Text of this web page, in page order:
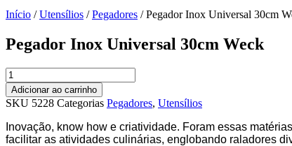
Início /Utensílios /Pegadores / Pegador Inox Universal 30cm
Pegador Inox Universal 30cm Weck
Pegador
Inox
Universal
30cm
Weck
quantidade
Adicionar ao carrinho
SKU 5228 Categorias Pegadores, Utensílios
Inovação, know how e criatividade. Foram essas
facilitar as atividades culinárias, englobando raladores